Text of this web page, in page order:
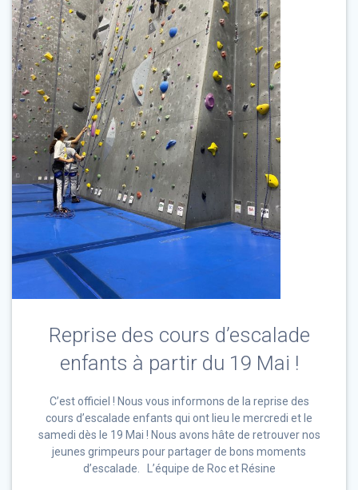
Reprise des cours d’escalade
enfants à partir du 19 Mai !
C’est officiel ! Nous vous informons de la reprise des
cours d’escalade enfants qui ont lieu le mercredi et le
samedi dès le 19 Mai ! Nous avons hâte de retrouver nos
jeunes grimpeurs pour partager de bons moments
d’escalade. L’équipe de Roc et Résine